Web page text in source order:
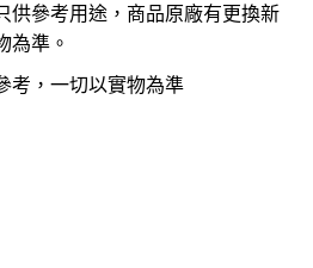
供參考用途，商品原廠有更換新
為準。
考，一切以實物為準